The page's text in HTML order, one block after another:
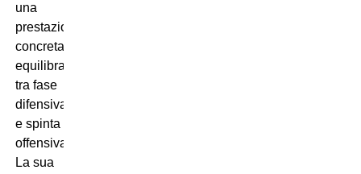
una
prestazione
concreta,
equilibrata
tra fase
difensiva
e spinta
offensiva.
La sua